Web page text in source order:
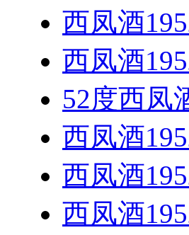
西凤酒
西凤酒
52度西凤
西凤酒
西凤酒
西凤酒